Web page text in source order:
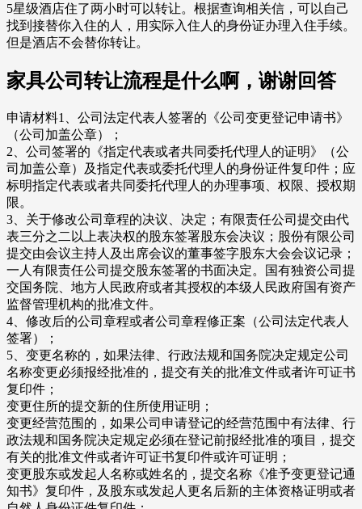
5星级酒店住了两小时可以转让。根据查询相关信，可以自己
找到接替你入住的人，用实际入住人的身份证办理入住手续。
但是酒店不会替你转让。
家具公司转让流程是什么啊，谢谢回答
申请材料1、公司法定代表人签署的《公司变更登记申请书》
（公司加盖公章）；
2、公司签署的《指定代表或者共同委托代理人的证明》（公
司加盖公章）及指定代表或委托代理人的身份证件复印件；应
标明指定代表或者共同委托代理人的办理事项、权限、授权期
限。
3、关于修改公司章程的决议、决定；有限责任公司提交由代
表三分之二以上表决权的股东签署股东会决议；股份有限公司
提交由会议主持人及出席会议的董事签字股东大会会议记录；
一人有限责任公司提交股东签署的书面决定。国有独资公司提
交国务院、地方人民政府或者其授权的本级人民政府国有资产
监督管理机构的批准文件。
4、修改后的公司章程或者公司章程修正案（公司法定代表人
签署）；
5、变更名称的，如果法律、行政法规和国务院决定规定公司
名称变更必须报经批准的，提交有关的批准文件或者许可证书
复印件；
变更住所的提交新的住所使用证明；
变更经营范围的，如果公司申请登记的经营范围中有法律、行
政法规和国务院决定规定必须在登记前报经批准的项目，提交
有关的批准文件或者许可证书复印件或许可证明；
变更股东或发起人名称或姓名的，提交名称《准予变更登记通
知书》复印件，及股东或发起人更名后新的主体资格证明或者